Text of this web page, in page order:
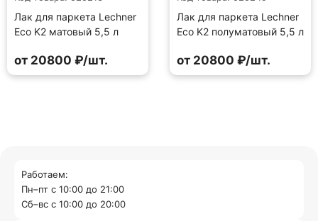
Лак для паркета Lechner
Eco K2 матовый 5,5 л
от 20800 ₽/шт.
Лак для паркета Lechner
Eco K2 полуматовый 5,5 л
от 20800 ₽/шт.
Работаем:
Пн–пт с 10:00 до 21:00
Cб–вс с 10:00 до 20:00